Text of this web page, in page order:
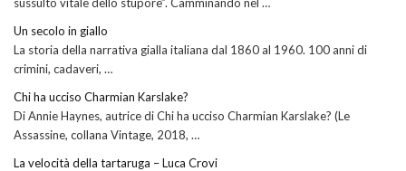
Un secolo in giallo
La storia della narrativa gialla italiana dal 1860 al 1960. 100 anni di
crimini, cadaveri, …
Chi ha ucciso Charmian Karslake?
Di Annie Haynes, autrice di Chi ha ucciso Charmian Karslake? (Le
Assassine, collana Vintage, 2018, …
La velocità della tartaruga – Luca Crovi